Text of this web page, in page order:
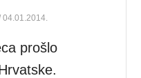
04.01.2014.
prošlo